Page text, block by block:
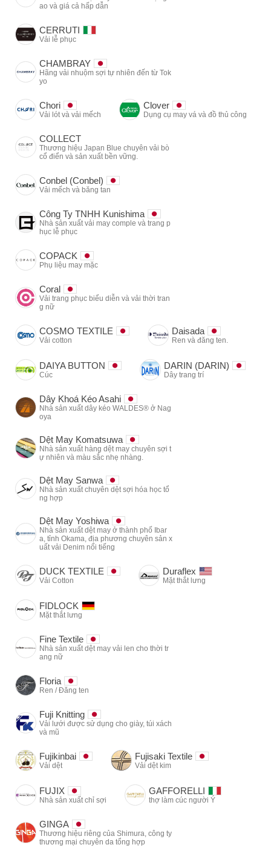
ao và giá cả hấp dẫn
CERRUTI
Vải lễ phục
CHAMBRAY
Hãng vải nhuộm sợi tự nhiên đến từ Tok
yo
Chori
Vải lót và vải mếch
Clover
Dụng cụ may vá và đồ thủ công
COLLECT
Thương hiệu Japan Blue chuyên vải bò
cổ điển và sản xuất bền vững.
Conbel (Conbel)
Vải mếch và băng tan
Công Ty TNHH Kunishima
Nhà sản xuất vải may comple và trang p
hục lễ phục
COPACK
Phụ liệu may mặc
Coral
Vải trang phục biểu diễn và vải thời tran
g nữ
COSMO TEXTILE
Vải cotton
Daisada
Ren và đăng ten.
DAIYA BUTTON
Cúc
DARIN (DARIN)
Dây trang trí
Dây Khoá Kéo Asahi
Nhà sản xuất dây kéo WALDES® ở Nag
oya
Dệt May Komatsuwa
Nhà sản xuất hàng dệt may chuyên sợi t
ự nhiên và màu sắc nhẹ nhàng.
Dệt May Sanwa
Nhà sản xuất chuyên dệt sợi hóa học tổ
ng hợp
Dệt May Yoshiwa
Nhà sản xuất dệt may ở thành phố Ibar
a, tỉnh Okama, địa phương chuyên sản x
uất vải Denim nổi tiếng
DUCK TEXTILE
Vải Cotton
Duraflex
Mặt thắt lưng
FIDLOCK
Mặt thắt lưng
Fine Textile
Nhà sản xuất dệt may vải len cho thời tr
ang nữ
Floria
Ren / Đăng ten
Fuji Knitting
Vải lưới được sử dụng cho giày, túi xách
và mũ
Fujikinbai
Vải dệt
Fujisaki Textile
Vải dệt kim
FUJIX
Nhà sản xuất chỉ sợi
GAFFORELLI
thợ làm cúc người Ý
GINGA
Thương hiệu riêng của Shimura, công ty
thương mại chuyên da tổng hợp